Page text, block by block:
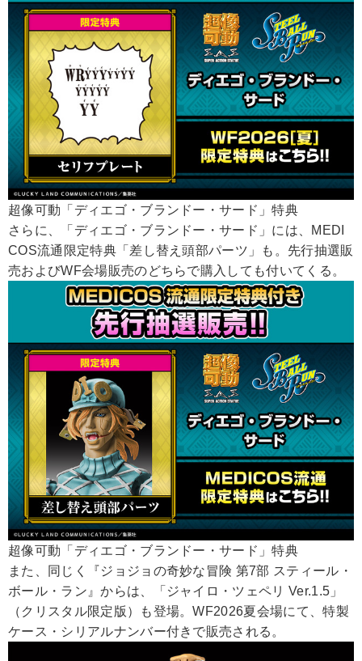
超像可動「ディエゴ・ブランドー・サード」特典
さらに、「ディエゴ・ブランドー・サード」には、MEDI
COS流通限定特典「差し替え頭部パーツ」も。先行抽選販
売およびWF会場販売のどちらで購入しても付いてくる。
超像可動「ディエゴ・ブランドー・サード」特典
また、同じく『ジョジョの奇妙な冒険 第7部 スティール・
ボール・ラン』からは、「ジャイロ・ツェペリ Ver.1.5」
（クリスタル限定版）も登場。WF2026夏会場にて、特製
ケース・シリアルナンバー付きで販売される。